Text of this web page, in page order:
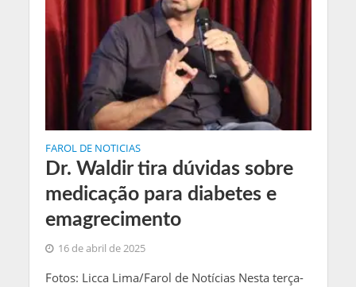
FAROL DE NOTICIAS
Dr. Waldir tira dúvidas sobre
medicação para diabetes e
emagrecimento
16 de abril de 2025
Fotos: Licca Lima/Farol de Notícias Nesta terça-